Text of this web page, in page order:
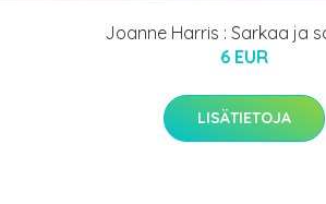
Joanne Harris : Sarkaa ja
6 EUR
LISÄTIETOJA